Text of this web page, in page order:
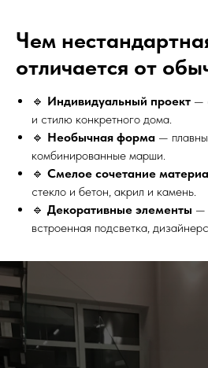
Чем
отличается от
🔹 Индивидуальный проект —
и стилю конкретного дома.
🔹 Необычная форма —
комбинированные марши.
🔹 Смелое сочетание
стекло и бетон, акрил и камень.
🔹 Декоративные элементы —
встроенная подсветка,